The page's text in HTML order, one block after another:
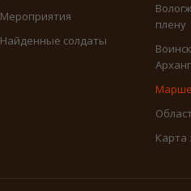
Мероприятия
Найденные солдаты
плену
Карта